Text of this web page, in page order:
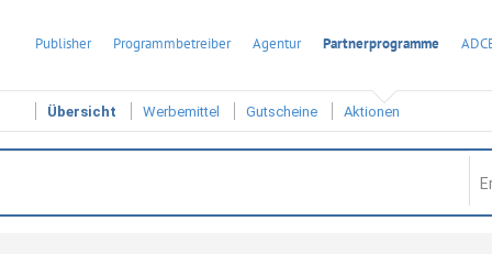
Publisher Programmbetreiber Agentur Partnerprogramme
Übersicht Werbemittel Gutscheine Aktionen